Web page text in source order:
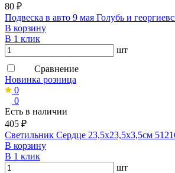
80 ₽
Подвеска в авто 9 мая Голубь и
В корзину
В 1 клик
шт
Сравнение
Новинка розница
0
0
Есть в наличии
405 ₽
Светильник Сердце 23,5х23,5х3,5см
В корзину
В 1 клик
шт